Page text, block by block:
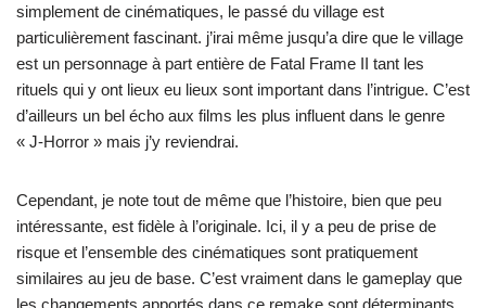
simplement de cinématiques, le passé du village est
particulièrement fascinant. j’irai même jusqu’a dire que le village
est un personnage à part entière de Fatal Frame II tant les
rituels qui y ont lieux eu lieux sont important dans l’intrigue. C’est
d’ailleurs un bel écho aux films les plus influent dans le genre
« J-Horror » mais j’y reviendrai.
Cependant, je note tout de même que l’histoire, bien que peu
intéressante, est fidèle à l’originale. Ici, il y a peu de prise de
risque et l’ensemble des cinématiques sont pratiquement
similaires au jeu de base. C’est vraiment dans le gameplay que
les changements apportés dans ce remake sont déterminants